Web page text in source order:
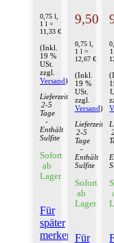
0,75 l,
1 l =
11,33 €
(Inkl.
19 %
USt.
zzgl.
Versand)
Lieferzeit:
2-5
Tage
-
Enthält
Sulfite
Sofort
ab
Lager
Für
später
merken
9,50 €
0,75 l,
1 l =
12,67 €
(Inkl.
19 %
USt.
zzgl.
Versand)
Lieferzeit:
2-5
Tage
-
Enthält
Sulfite
Sofort
ab
Lager
Für